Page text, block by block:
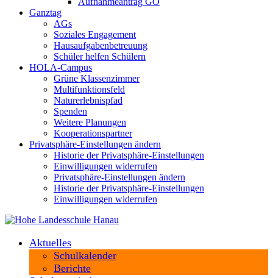
Ganztag
AGs
Soziales Engagement
Hausaufgabenbetreuung
Schüler helfen Schülern
HOLA-Campus
Grüne Klassenzimmer
Multifunktionsfeld
Naturerlebnispfad
Spenden
Weitere Planungen
Kooperationspartner
Privatsphäre-Einstellungen ändern
Historie der Privatsphäre-Einstellungen
Einwilligungen widerrufen
Privatsphäre-Einstellungen ändern
Historie der Privatsphäre-Einstellungen
Einwilligungen widerrufen
Aktuelles
Schulkalender
Berichte